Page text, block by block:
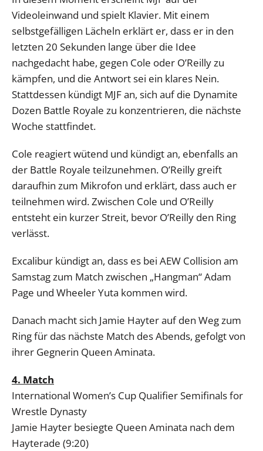
Videoleinwand und spielt Klavier. Mit einem
selbstgefälligen Lächeln erklärt er, dass er in den
letzten 20 Sekunden lange über die Idee
nachgedacht habe, gegen Cole oder O’Reilly zu
kämpfen, und die Antwort sei ein klares Nein.
Stattdessen kündigt MJF an, sich auf die Dynamite
Dozen Battle Royale zu konzentrieren, die nächste
Woche stattfindet.
Cole reagiert wütend und kündigt an, ebenfalls an
der Battle Royale teilzunehmen. O’Reilly greift
daraufhin zum Mikrofon und erklärt, dass auch er
teilnehmen wird. Zwischen Cole und O’Reilly
entsteht ein kurzer Streit, bevor O’Reilly den Ring
verlässt.
Excalibur kündigt an, dass es bei AEW Collision am
Samstag zum Match zwischen „Hangman“ Adam
Page und Wheeler Yuta kommen wird.
Danach macht sich Jamie Hayter auf den Weg zum
Ring für das nächste Match des Abends, gefolgt von
ihrer Gegnerin Queen Aminata.
4. Match
International Women’s Cup Qualifier Semifinals for
Wrestle Dynasty
Jamie Hayter besiegte Queen Aminata nach dem
Hayterade (9:20)